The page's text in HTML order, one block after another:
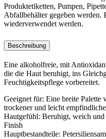
Produktetiketten, Pumpen,
Abfallbehälter gegeben werden.
wiederverwendet werden.
Beschreibung
Eine alkoholfreie, mit
die die Haut beruhigt, ins
Feuchtigkeitspflege vorbereitet.
Geeignet für: Eine breite Palette
trockener und leicht
Hautgefühl: Beruhigt, weich
Finish
Hauptbestandteile: